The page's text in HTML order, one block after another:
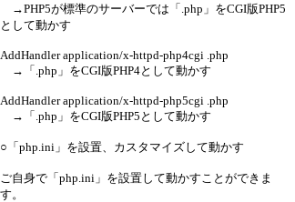
→PHP5が標準のサーバーでは「.php」をCGI版PHP5
として動かす
AddHandler application/x-httpd-php4cgi .php
→「.php」をCGI版PHP4として動かす
AddHandler application/x-httpd-php5cgi .php
→「.php」をCGI版PHP5として動かす
○「php.ini」を設置、カスタマイズして動かす
ご自身で「php.ini」を設置して動かすことができま
す。